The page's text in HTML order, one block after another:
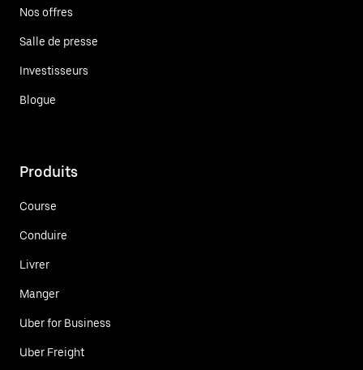
Nos offres
Salle de presse
Investisseurs
Blogue
Produits
Course
Conduire
Livrer
Manger
Uber for Business
Uber Freight